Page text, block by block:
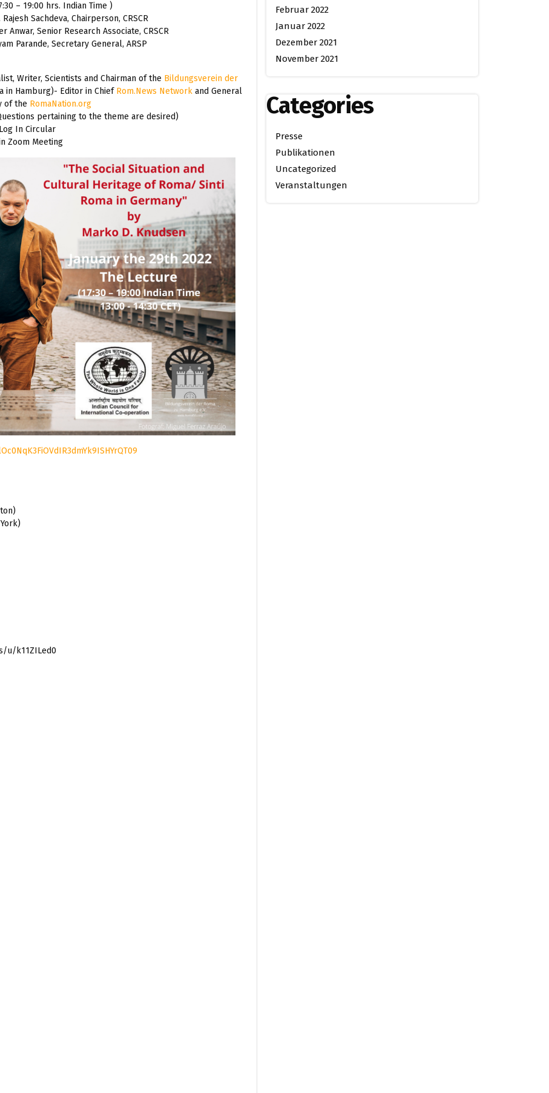
– 19:00 hrs. Indian Time )
Sachdeva, Chairperson, CRSCR
Senior Research Associate, CRSCR
Parande, Secretary General, ARSP
Writer, Scientists and Chairman of the Bildungsverein der
in Hamburg)- Editor in Chief Rom.News Networkand General
of the RomaNation.org
pertaining to the theme are desired)
Log In Circular
Zoom Meeting
u/k11ZILed0
Februar 2022
Januar 2022
Dezember 2021
November 2021
Categories
Presse
Publikationen
Uncategorized
Veranstaltungen